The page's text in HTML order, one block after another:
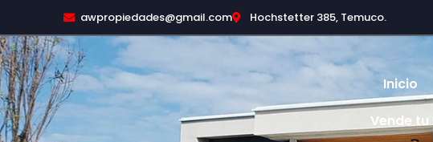
awpropiedades@gmail.com Hochstetter 385, Temuco.
WEBER PROPIEDADES
Inicio
Vende